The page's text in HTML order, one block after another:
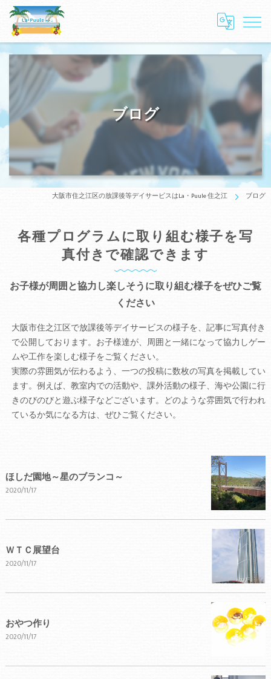
ブログ
大阪市住之江区の放課後等デイサービスはLa・Puule 住之江 ブログ
各種プログラムに取り組む様子を写
真付きで確認できます
お子様が周囲と協力し楽しそうに取り組む様子をぜひご覧
ください
大阪市住之江区で放課後等デイサービスの様子を、記事に写真付き
で公開しております。お子様達が、周囲と一緒になって協力しゲー
ムや工作を楽しむ様子をご覧ください。
実際の雰囲気が伝わるよう、一つの投稿に数枚の写真を掲載してい
ます。例えば、教室内での活動や、課外活動の様子、海や公園に行
きのびのびと遊ぶ様子などございます。どのような雰囲気で行われ
ているか気になる方は、ぜひご覧ください。
ほしだ園地～星のブランコ～
2020/11/17
ＷＴＣ展望台
2020/11/17
おやつ作り
2020/11/17